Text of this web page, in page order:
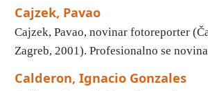
Cajzek, Pavao
Cajzek, Pavao, novinar fotoreporter
Zagreb, 2001). Profesionalno se
Calderon, Ignacio Gonzales